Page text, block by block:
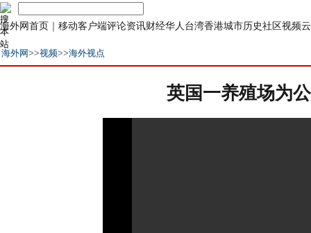
海外网首页 ｜ 移动客户端评论资讯财经华人 台湾香港城市历史社区视频
海外网>>视频>>海外视点
英国一养殖场为